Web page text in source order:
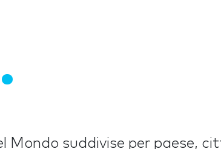
Mondo suddivise per paese,